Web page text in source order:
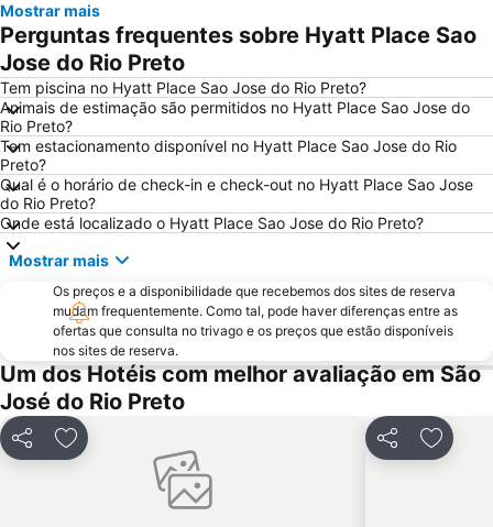
Mostrar mais
Perguntas frequentes sobre Hyatt Place Sao
Jose do Rio Preto
Tem piscina no Hyatt Place Sao Jose do Rio Preto?
Animais de estimação são permitidos no Hyatt Place Sao Jose do
Rio Preto?
Tem estacionamento disponível no Hyatt Place Sao Jose do Rio
Preto?
Qual é o horário de check-in e check-out no Hyatt Place Sao Jose
do Rio Preto?
Onde está localizado o Hyatt Place Sao Jose do Rio Preto?
Mostrar mais
Os preços e a disponibilidade que recebemos dos sites de reserva
mudam frequentemente. Como tal, pode haver diferenças entre as
ofertas que consulta no trivago e os preços que estão disponíveis
nos sites de reserva.
Um dos Hotéis com melhor avaliação em São
José do Rio Preto
PartilharAdicionar aos favoritos Partilhar